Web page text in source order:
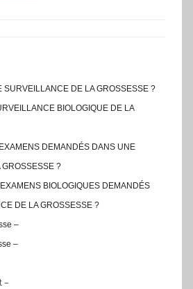
SURVEILLANCE DE LA GROSSESSE ?
BIOLOGIQUE DE LA
DEMANDÉS DANS UNE
?
BIOLOGIQUES DEMANDÉS
DE LA GROSSESSE ?
–
–
–